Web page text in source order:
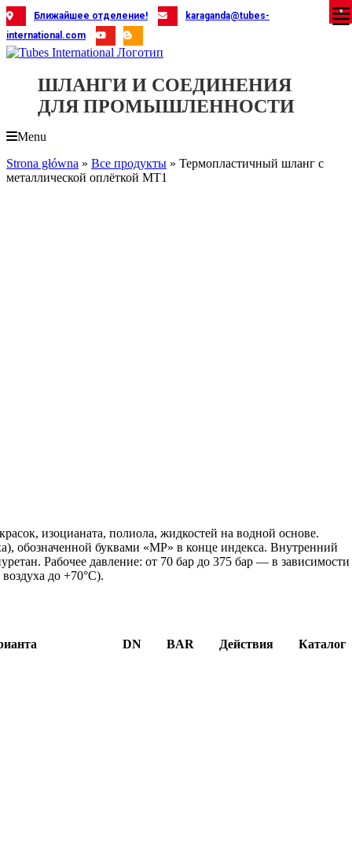
Skip
to
content
Ближайшее отделение!
karaganda@tubes-
international.com
ШЛАНГИ И СОЕДИНЕНИЯ
ДЛЯ ПРОМЫШЛЕННОСТИ
Menu
Strona główna » Все продукты » Термопластичный шланг с
металлической оплёткой MT1
изоцианата, полиола, жидкостей на водной основе.
обозначенной буквами «MP» в конце индекса. Внутренний
Рабочее давление: от 70 бар до 375 бар — в зависимости
до +70°C).
DN BAR Действия Каталог
X
X
X
X
X
X
X
X
X
X
X
X
X
X
X
X
X
X
X